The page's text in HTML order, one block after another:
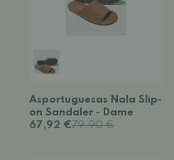
Asportuguesas Nala Slip-
on Sandaler - Dame
67,92 €79,90 €